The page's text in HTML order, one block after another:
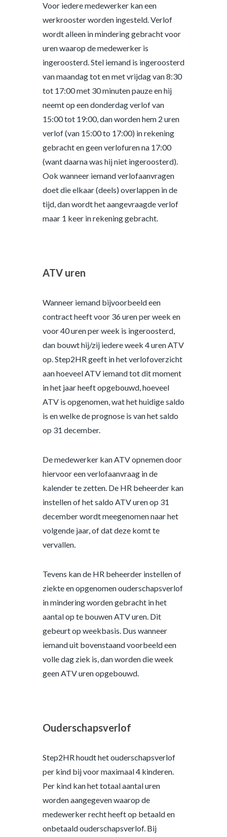
Voor iedere medewerker kan een
werkrooster worden ingesteld. Verlof
wordt alleen in mindering gebracht voor
uren waarop de medewerker is
ingeroosterd. Stel iemand is ingeroosterd
van maandag tot en met vrijdag van 8:30
tot 17:00 met 30 minuten pauze en hij
neemt op een donderdag verlof van
15:00 tot 19:00, dan worden hem 2 uren
verlof (van 15:00 to 17:00) in rekening
gebracht en geen verlofuren na 17:00
(want daarna was hij niet ingeroosterd).
Ook wanneer iemand verlofaanvragen
doet die elkaar (deels) overlappen in de
tijd, dan wordt het aangevraagde verlof
maar 1 keer in rekening gebracht.
ATV uren
Wanneer iemand bijvoorbeeld een
contract heeft voor 36 uren per week en
voor 40 uren per week is ingeroosterd,
dan bouwt hij/zij iedere week 4 uren ATV
op. Step2HR geeft in het verlofoverzicht
aan hoeveel ATV iemand tot dit moment
in het jaar heeft opgebouwd, hoeveel
ATV is opgenomen, wat het huidige saldo
is en welke de prognose is van het saldo
op 31 december.
De medewerker kan ATV opnemen door
hiervoor een verlofaanvraag in de
kalender te zetten. De HR beheerder kan
instellen of het saldo ATV uren op 31
december wordt meegenomen naar het
volgende jaar, of dat deze komt te
vervallen.
Tevens kan de HR beheerder instellen of
ziekte en opgenomen ouderschapsverlof
in mindering worden gebracht in het
aantal op te bouwen ATV uren. Dit
gebeurt op weekbasis. Dus wanneer
iemand uit bovenstaand voorbeeld een
volle dag ziek is, dan worden die week
geen ATV uren opgebouwd.
Ouderschapsverlof
Step2HR houdt het ouderschapsverlof
per kind bij voor maximaal 4 kinderen.
Per kind kan het totaal aantal uren
worden aangegeven waarop de
medewerker recht heeft op betaald en
onbetaald ouderschapsverlof. Bij